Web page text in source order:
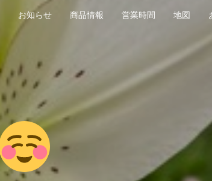
お知らせ 商品情報 営業時間 地図